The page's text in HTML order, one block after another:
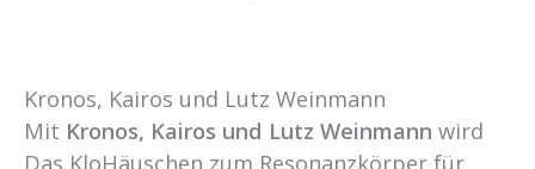
Kronos, Kairos und Lutz Weinmann
Mit Kronos, Kairos und Lutz Weinmann wird
Das KloHäuschen zum Resonanzkörper für